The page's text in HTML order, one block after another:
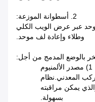
2. أسطوانة الموزعة:
عبر عرض الويب الكلي
وطلاء وإعادة لف موحد.
1) مصدر الألمنيوم
المعدني.نظام
يمكن مراقبته
بسهولة.